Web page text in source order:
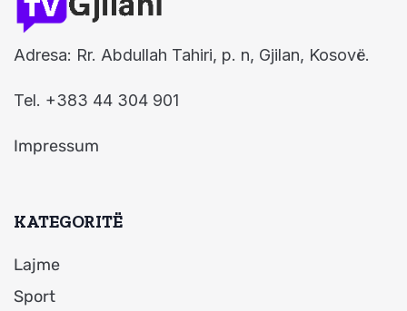
Adresa: Rr. Abdullah Tahiri, p. n, Gjilan, Kosovë.
Tel. +383 44 304 901
Impressum
KATEGORITË
Lajme
Sport